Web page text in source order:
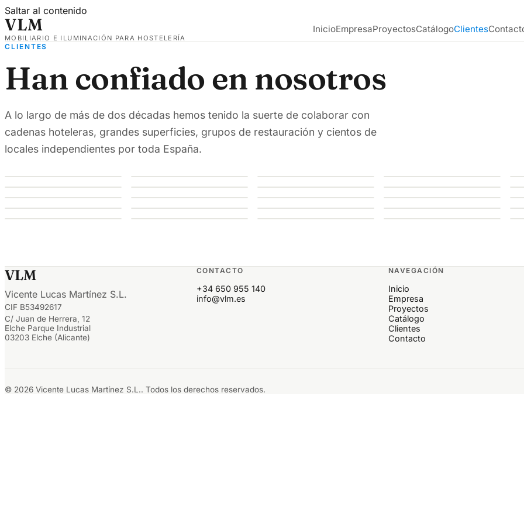
Saltar al contenido
VLM
MOBILIARIO E ILUMINACIÓN PARA HOSTELERÍA
InicioEmpresaProyectosCatálogoClientes
CLIENTES
Han confiado en nosotros
A lo largo de más de dos décadas hemos tenido la suerte de colaborar con
cadenas hoteleras, grandes superficies, grupos de restauración y cientos de
locales independientes por toda España.
VLM
Vicente Lucas Martínez S.L.
CIF B53492617
C/ Juan de Herrera, 12
Elche Parque Industrial
03203 Elche (Alicante)
CONTACTO
+34 650 955 140
info@vlm.es
NAVEGACIÓN
Inicio
Empresa
Proyectos
Catálogo
Clientes
Contacto
© 2026 Vicente Lucas Martínez S.L.. Todos los derechos reservados.